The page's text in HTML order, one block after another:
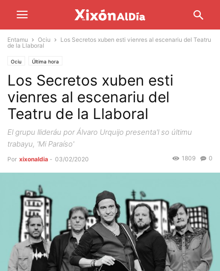
Entamu Ociu
Los Secretos xuben esti vienres al escenariu del Teatru
de la Llaboral
Ociu Última hora
Los Secretos xuben esti
vienres al escenariu del
Teatru de la Llaboral
El grupu llideráu por Álvaro Urquijo presenta'l so últimu
trabayu, 'Mi Paraíso'
Por xixonaldia - 03/02/2020 0
1809